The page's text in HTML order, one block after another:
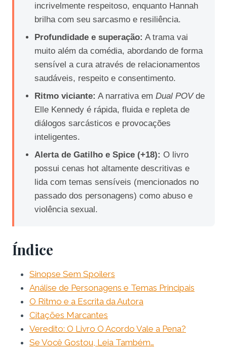
incrivelmente respeitoso, enquanto Hannah
brilha com seu sarcasmo e resiliência.
Profundidade e superação: A trama vai
muito além da comédia, abordando de forma
sensível a cura através de relacionamentos
saudáveis, respeito e consentimento.
Ritmo viciante: A narrativa em Dual POVde
Elle Kennedy é rápida, fluida e repleta de
diálogos sarcásticos e provocações
inteligentes.
Alerta de Gatilho e Spice (+18): O livro
possui cenas hot altamente descritivas e
lida com temas sensíveis (mencionados no
passado dos personagens) como abuso e
violência sexual.
Índice
Sinopse Sem Spoilers
Análise de Personagens e Temas Principais
O Ritmo e a Escrita da Autora
Citações Marcantes
Veredito: O Livro O Acordo Vale a Pena?
Se Você Gostou, Leia Também…